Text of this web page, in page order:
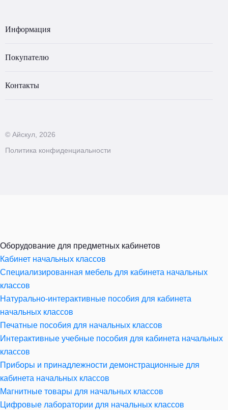
Информация
Покупателю
Контакты
© Айскул, 2026
Политика конфиденциальности
Оборудование для предметных кабинетов
Кабинет начальных классов
Специализированная мебель для кабинета начальных
классов
Натурально-интерактивные пособия для кабинета
начальных классов
Печатные пособия для начальных классов
Интерактивные учебные пособия для кабинета начальных
классов
Приборы и принадлежности демонстрационные для
кабинета начальных классов
Магнитные товары для начальных классов
Цифровые лаборатории для начальных классов